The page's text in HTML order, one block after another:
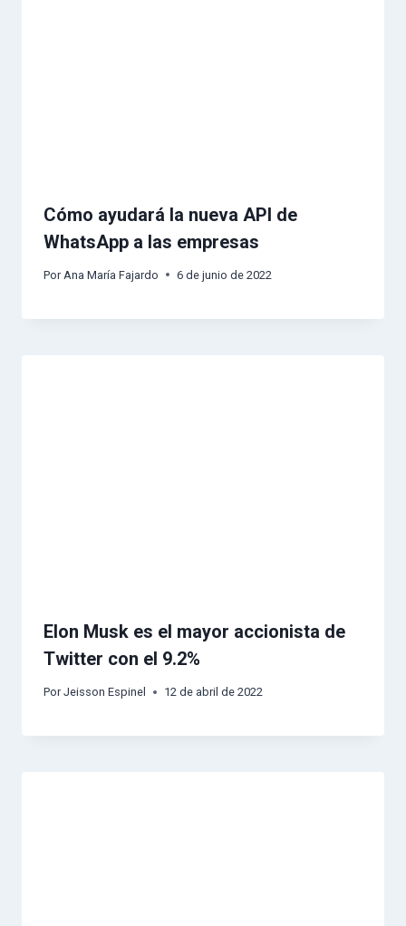
Cómo ayudará la nueva API de
WhatsApp a las empresas
Por Ana María Fajardo 6 de junio de 2022
Elon Musk es el mayor accionista de
Twitter con el 9.2%
Por Jeisson Espinel 12 de abril de 2022